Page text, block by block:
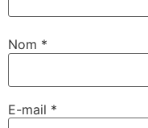
Nom *
E-mail *